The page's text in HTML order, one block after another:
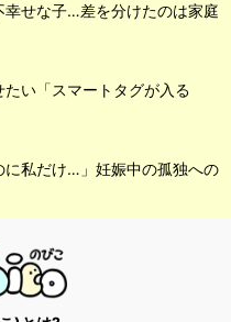
幸せな子…差を分けたのは家庭
い「スマートタグが入る
に私だけ…」妊娠中の孤独への